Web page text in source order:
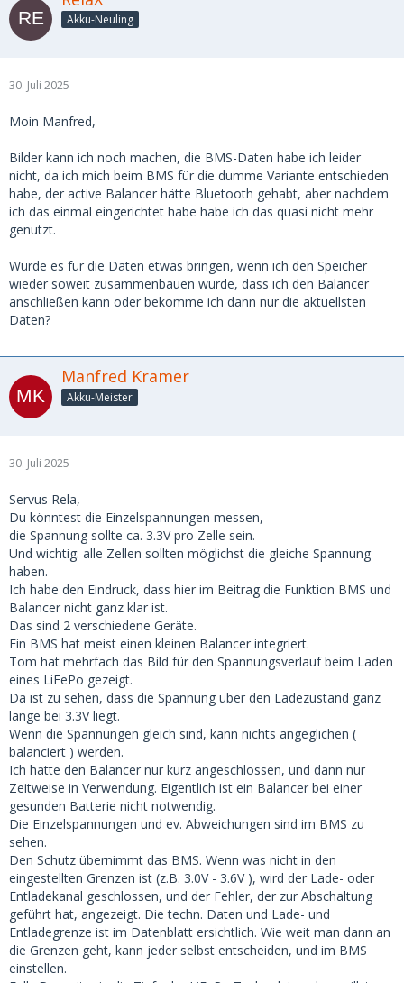
Akku-Neuling
30. Juli 2025
Moin Manfred,
Bilder kann ich noch machen, die BMS-Daten habe ich leider
nicht, da ich mich beim BMS für die dumme Variante entschieden
habe, der active Balancer hätte Bluetooth gehabt, aber nachdem
ich das einmal eingerichtet habe habe ich das quasi nicht mehr
genutzt.
Würde es für die Daten etwas bringen, wenn ich den Speicher
wieder soweit zusammenbauen würde, dass ich den Balancer
anschließen kann oder bekomme ich dann nur die aktuellsten
Daten?
Manfred Kramer
Akku-Meister
30. Juli 2025
Servus Rela,
Du könntest die Einzelspannungen messen,
die Spannung sollte ca. 3.3V pro Zelle sein.
Und wichtig: alle Zellen sollten möglichst die gleiche Spannung
haben.
Ich habe den Eindruck, dass hier im Beitrag die Funktion BMS und
Balancer nicht ganz klar ist.
Das sind 2 verschiedene Geräte.
Ein BMS hat meist einen kleinen Balancer integriert.
Tom hat mehrfach das Bild für den Spannungsverlauf beim Laden
eines LiFePo gezeigt.
Da ist zu sehen, dass die Spannung über den Ladezustand ganz
lange bei 3.3V liegt.
Wenn die Spannungen gleich sind, kann nichts angeglichen (
balanciert ) werden.
Ich hatte den Balancer nur kurz angeschlossen, und dann nur
Zeitweise in Verwendung. Eigentlich ist ein Balancer bei einer
gesunden Batterie nicht notwendig.
Die Einzelspannungen und ev. Abweichungen sind im BMS zu
sehen.
Den Schutz übernimmt das BMS. Wenn was nicht in den
eingestellten Grenzen ist (z.B. 3.0V - 3.6V ), wird der Lade- oder
Entladekanal geschlossen, und der Fehler, der zur Abschaltung
geführt hat, angezeigt. Die techn. Daten und Lade- und
Entladegrenze ist im Datenblatt ersichtlich. Wie weit man dann an
die Grenzen geht, kann jeder selbst entscheiden, und im BMS
einstellen.